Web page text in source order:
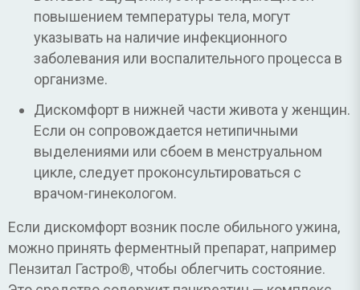
повышением температуры тела, могут
указывать на наличие инфекционного
заболевания или воспалительного процесса в
организме.
Дискомфорт в нижней части живота у женщин.
Если он сопровождается нетипичными
выделениями или сбоем в менструальном
цикле, следует проконсультироваться с
врачом-гинекологом.
Если дискомфорт возник после обильного ужина,
можно принять ферментный препарат, например
Пензитал Гастро®, чтобы облегчить состояние.